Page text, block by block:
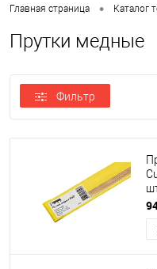
Главная страница • Каталог
Прутки медные
Фильтр